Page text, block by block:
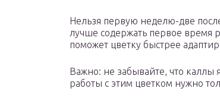
Нельзя первую неделю-две
лучше содержать первое время
поможет цветку быстрее
Важно: не забывайте, что каллы
работы с этим цветком нужно